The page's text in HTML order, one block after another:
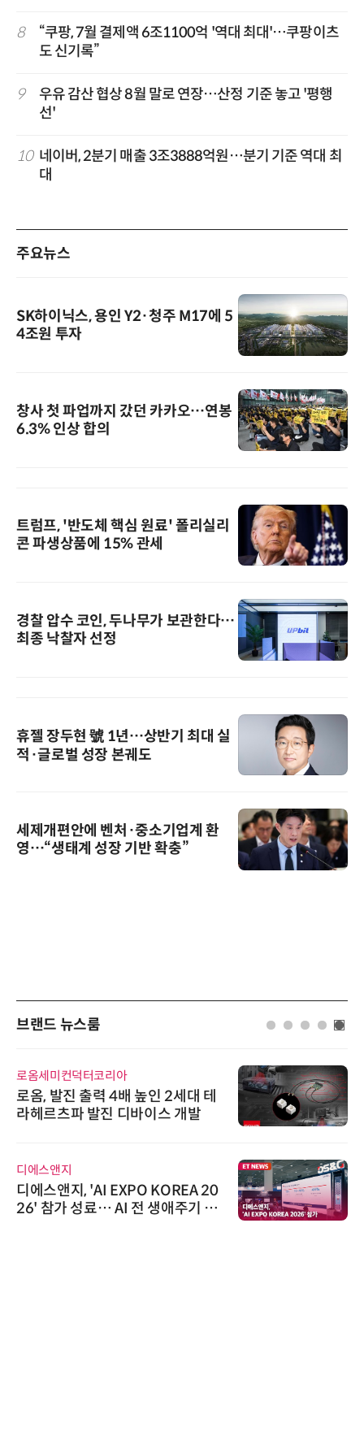
8
“쿠팡, 7월 결제액 6조1100억 '역대 최대'…쿠팡이츠
도 신기록”
9
우유 감산 협상 8월 말로 연장…산정 기준 놓고 '평행
선'
10 네이버, 2분기 매출 3조3888억원…분기 기준 역대 최
대
주요뉴스
SK하이닉스, 용인 Y2·청주 M17에 5
4조원 투자
창사 첫 파업까지 갔던 카카오…연봉
6.3% 인상 합의
트럼프, '반도체 핵심 원료' 폴리실리
콘 파생상품에 15% 관세
경찰 압수 코인, 두나무가 보관한다…
최종 낙찰자 선정
휴젤 장두현 號 1년…상반기 최대 실
적·글로벌 성장 본궤도
세제개편안에 벤처·중소기업계 환
영…“생태계 성장 기반 확충”
브랜드 뉴스룸
로옴세미컨덕터코리아
로옴, 발진 출력 4배 높인 2세대 테
라헤르츠파 발진 디바이스 개발
디에스앤지
디에스앤지, 'AI EXPO KOREA 20
26' 참가 성료… AI 전 생애주기 아